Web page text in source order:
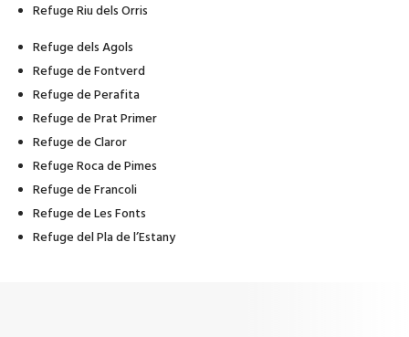
Refuge Riu dels Orris
Refuge dels Agols
Refuge de Fontverd
Refuge de Perafita
Refuge de Prat Primer
Refuge de Claror
Refuge Roca de Pimes
Refuge de Francoli
Refuge de Les Fonts
Refuge del Pla de l’Estany